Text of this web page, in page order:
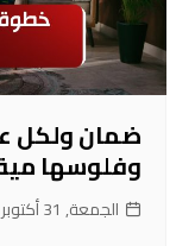
ضمان ولكل
وفلوسها مية
الجمعة, 31 أكتوبر 2025, 17:31